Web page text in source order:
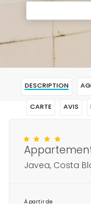
DESCRIPTION
CARTE AVIS
Javea, Costa
À partir de